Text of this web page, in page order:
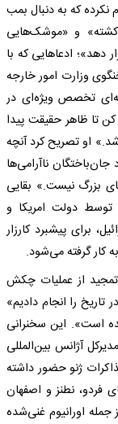
که به دنبال بمب
کشته» و «موشک‌هایی
دهد»؛ ادعا‌هایی که با
وزارت امور خارجه
تخصص ویژه‌ای در
تا ظاهر حقیقت پیدا
او تصریح کرد آنچه
ناآرامی‌ها
بزرگ نیست.» بقایی
گفته است: این قاعده اکنون به‌طور سیستماتیک توسط دولت ‎امریکا و
برای پیشبرد کارزار
کار گرفته می‌شود.
تمجید از عملیات چکش
را انجام دادیم»
است». این سخنرانی
آژانس بین‌المللی
ژنو حضور داشته
فردو، نطنز و اصفهان
اورانیوم غنی‌شده